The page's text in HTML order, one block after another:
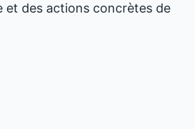
et des actions concrètes de